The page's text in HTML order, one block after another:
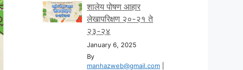
शालेय पोषण आहार
लेखापरिक्षण २०-२१ ते
२३-२४
January 6, 2025
By
manhazweb@gmail.com